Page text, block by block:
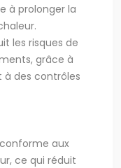
à prolonger la
les risques de
grâce à
à des contrôles
aux
ce qui réduit